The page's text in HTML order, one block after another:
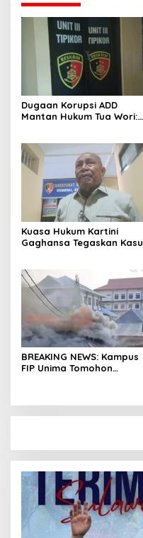
Dugaan Korupsi ADD
Mantan Hukum Tua Wori:
Kuasa Hukum Kartini
Gaghansa Tegaskan
BREAKING NEWS: Kampus
FIP Unima Tomohon